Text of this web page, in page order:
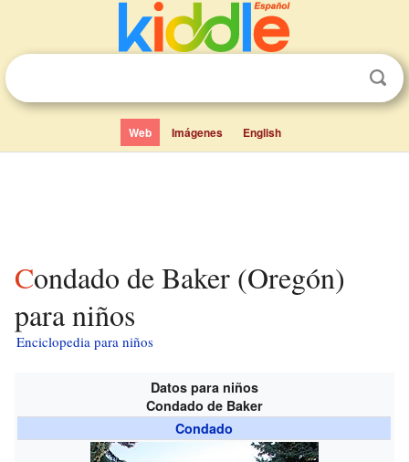
Web Imágenes English
Condado de Baker (Oregón)
para niños
Enciclopedia para niños
Datos para niños
Condado de Baker
Condado